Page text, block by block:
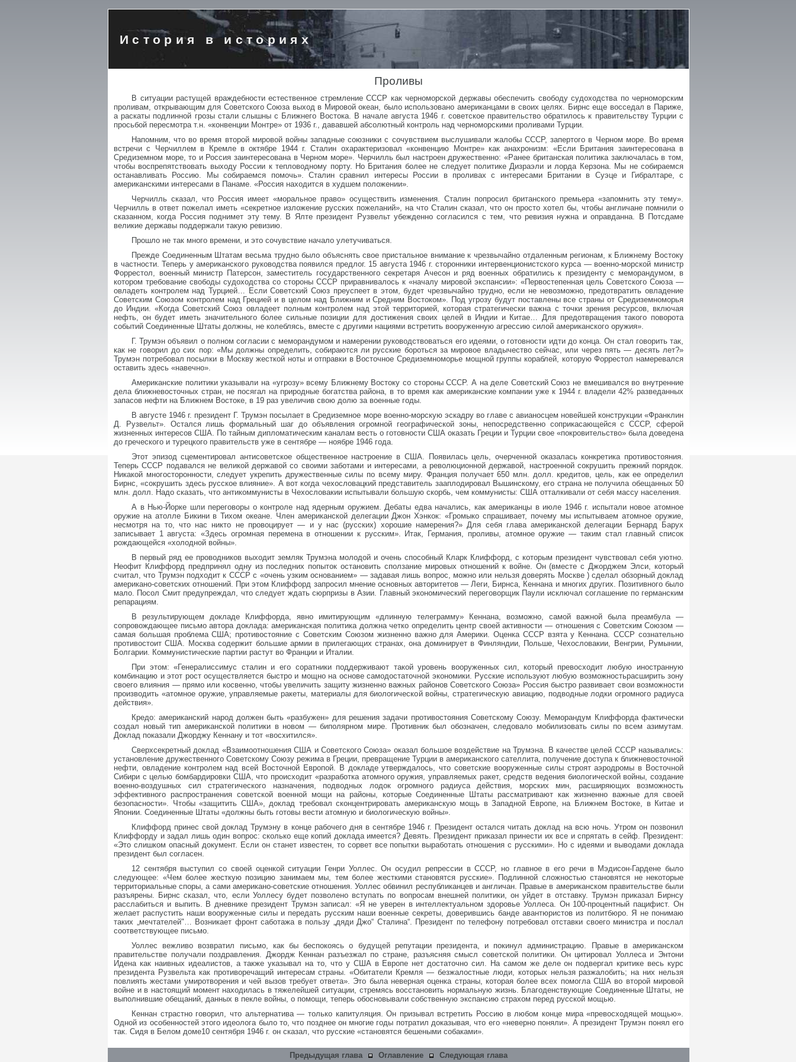
История в историях
Проливы
В ситуации растущей враждебности естественное стремление СССР как черноморской державы обеспечить свободу судоходства по черноморским
проливам, открывающим для Советского Союза выход в Мировой океан, было использовано американцами в своих целях. Бирнс еще восседал в Париже,
а раскаты подлинной грозы стали слышны с Ближнего Востока. В начале августа 1946 г. советское правительство обратилось к правительству Турции с
просьбой пересмотра т.н. «конвенции Монтре» от 1936 г., дававшей абсолютный контроль над черноморскими проливами Турции.
Напомним, что во время второй мировой войны западные союзники с сочувствием выслушивали жалобы СССР, запертого в Черном море. Во время
встречи с Черчиллем в Кремле в октябре 1944 г. Сталин охарактеризовал «конвенцию Монтре» как анахронизм: «Если Британия заинтересована в
Средиземном море, то и Россия заинтересована в Черном море». Черчилль был настроен дружественно: «Ранее британская политика заключалась в том,
чтобы воспрепятствовать выходу России к тепловодному порту. Но Британия более не следует политике Дизраэли и лорда Керзона. Мы не собираемся
останавливать Россию. Мы собираемся помочь». Сталин сравнил интересы России в проливах с интересами Британии в Суэце и Гибралтаре, с
американскими интересами в Панаме. «Россия находится в худшем положении».
Черчилль сказал, что Россия имеет «моральное право» осуществить изменения. Сталин попросил британского премьера «запомнить эту тему».
Черчилль в ответ пожелал иметь «секретное изложение русских пожеланий», на что Сталин сказал, что он просто хотел бы, чтобы англичане помнили о
сказанном, когда Россия поднимет эту тему. В Ялте президент Рузвельт убежденно согласился с тем, что ревизия нужна и оправданна. В Потсдаме
великие державы поддержали такую ревизию.
Прошло не так много времени, и это сочувствие начало улетучиваться.
Прежде Соединенным Штатам весьма трудно было объяснять свое пристальное внимание к чрезвычайно отдаленным регионам, к Ближнему Востоку
в частности. Теперь у американского руководства появился предлог. 15 августа 1946 г. сторонники интервенционистского курса — военно-морской министр
Форрестол, военный министр Патерсон, заместитель государственного секретаря Ачесон и ряд военных обратились к президенту с меморандумом, в
котором требование свободы судоходства со стороны СССР приравнивалось к «началу мировой экспансии»: «Первостепенная цель Советского Союза —
овладеть контролем над Турцией… Если Советский Союз преуспеет в этом, будет чрезвычайно трудно, если не невозможно, предотвратить овладение
Советским Союзом контролем над Грецией и в целом над Ближним и Средним Востоком». Под угрозу будут поставлены все страны от Средиземноморья
до Индии. «Когда Советский Союз овладеет полным контролем над этой территорией, которая стратегически важна с точки зрения ресурсов, включая
нефть, он будет иметь значительного более сильные позиции для достижения своих целей в Индии и Китае… Для предотвращения такого поворота
событий Соединенные Штаты должны, не колеблясь, вместе с другими нациями встретить вооруженную агрессию силой американского оружия».
Г. Трумэн объявил о полном согласии с меморандумом и намерении руководствоваться его идеями, о готовности идти до конца. Он стал говорить так,
как не говорил до сих пор: «Мы должны определить, собираются ли русские бороться за мировое владычество сейчас, или через пять — десять лет?»
Трумэн потребовал посылки в Москву жесткой ноты и отправки в Восточное Средиземноморье мощной группы кораблей, которую Форрестол намеревался
оставить здесь «навечно».
Американские политики указывали на «угрозу» всему Ближнему Востоку со стороны СССР. А на деле Советский Союз не вмешивался во внутренние
дела ближневосточных стран, не посягал на природные богатства района, в то время как американские компании уже к 1944 г. владели 42% разведанных
запасов нефти на Ближнем Востоке, в 19 раз увеличив свою долю за военные годы.
В августе 1946 г. президент Г. Трумэн посылает в Средиземное море военно-морскую эскадру во главе с авианосцем новейшей конструкции «Франклин
Д. Рузвельт». Остался лишь формальный шаг до объявления огромной географической зоны, непосредственно соприкасающейся с СССР, сферой
жизненных интересов США. По тайным дипломатическим каналам весть о готовности США оказать Греции и Турции свое «покровительство» была доведена
до греческого и турецкого правительств уже в сентябре — ноябре 1946 года.
Этот эпизод сцементировал антисоветское общественное настроение в США. Появилась цель, очерченной оказалась конкретика противостояния.
Теперь СССР подавался не великой державой со своими заботами и интересами, а революционной державой, настроенной сокрушить прежний порядок.
Никакой многосторонности, следует укрепить дружественные силы по всему миру. Франция получает 650 млн. долл. кредитов, цель, как ее определил
Бирнс, «сокрушить здесь русское влияние». А вот когда чехословацкий представитель зааплодировал Вышинскому, его страна не получила обещанных 50
млн. долл. Надо сказать, что антикоммунисты в Чехословакии испытывали большую скорбь, чем коммунисты: США отталкивали от себя массу населения.
А в Нью-Йорке шли переговоры о контроле над ядерным оружием. Дебаты едва начались, как американцы в июле 1946 г. испытали новое атомное
оружие на атолле Бикини в Тихом океане. Член американской делегации Джон Хэнкок: «Громыко спрашивает, почему мы испытываем атомное оружие,
несмотря на то, что нас никто не провоцирует — и у нас (русских) хорошие намерения?» Для себя глава американской делегации Бернард Барух
записывает 1 августа: «Здесь огромная перемена в отношении к русским». Итак, Германия, проливы, атомное оружие — таким стал главный список
рождающейся «холодной войны».
В первый ряд ее проводников выходит земляк Трумэна молодой и очень способный Кларк Клиффорд, с которым президент чувствовал себя уютно.
Неофит Клиффорд предпринял одну из последних попыток остановить сползание мировых отношений к войне. Он (вместе с Джорджем Элси, который
считал, что Трумэн подходит к СССР с «очень узким основанием» — задавая лишь вопрос, можно или нельзя доверять Москве ) сделал обзорный доклад
американо-советских отношений. При этом Клиффорд запросил мнение основных авторитетов — Леги, Бирнса, Кеннана и многих других. Позитивного было
мало. Посол Смит предупреждал, что следует ждать сюрпризы в Азии. Главный экономический переговорщик Паули исключал соглашение по германским
репарациям.
В результирующем докладе Клиффорда, явно имитирующим «длинную телеграмму» Кеннана, возможно, самой важной была преамбула —
сопровождающее письмо автора доклада: американская политика должна четко определить центр своей активности — отношения с Советским Союзом —
самая большая проблема США; противостояние с Советским Союзом жизненно важно для Америки. Оценка СССР взята у Кеннана. СССР сознательно
противостоит США. Москва содержит большие армии в прилегающих странах, она доминирует в Финляндии, Польше, Чехословакии, Венгрии, Румынии,
Болгарии. Коммунистические партии растут во Франции и Италии.
При этом: «Генералиссимус сталин и его соратники поддерживают такой уровень вооруженных сил, который превосходит любую иностранную
комбинацию и этот рост осуществляется быстро и мощно на основе самодостаточной экономики. Русские используют любую возможностьрасширить зону
своего влияния — прямо или косвенно, чтобы увеличить защиту жизненно важных районов Советского Союза» Россия быстро развивает свои возможности
производить «атомное оружие, управляемые ракеты, материалы для биологической войны, стратегическую авиацию, подводные лодки огромного радиуса
действия».
Кредо: американский народ должен быть «разбужен» для решения задачи противостояния Советскому Союзу. Меморандум Клиффорда фактически
создал новый тип американской политики в новом — биполярном мире. Противник был обозначен, следовало мобилизовать силы по всем азимутам.
Доклад показали Джорджу Кеннану и тот «восхитился».
Сверхсекретный доклад «Взаимоотношения США и Советского Союза» оказал большое воздействие на Трумэна. В качестве целей СССР назывались:
установление дружественного Советскому Союзу режима в Греции, превращение Турции в американского сателлита, получение доступа к ближневосточной
нефти, овладение контролем над всей Восточной Европой. В докладе утверждалось, что советские вооруженные силы строят аэродромы в Восточной
Сибири с целью бомбардировки США, что происходит «разработка атомного оружия, управляемых ракет, средств ведения биологической войны, создание
военно-воздушных сил стратегического назначения, подводных лодок огромного радиуса действия, морских мин, расширяющих возможность
эффективного распространения советской военной мощи на районы, которые Соединенные Штаты рассматривают как жизненно важные для своей
безопасности». Чтобы «защитить США», доклад требовал сконцентрировать американскую мощь в Западной Европе, на Ближнем Востоке, в Китае и
Японии. Соединенные Штаты «должны быть готовы вести атомную и биологическую войны».
Клиффорд принес свой доклад Трумэну в конце рабочего дня в сентябре 1946 г. Президент остался читать доклад на всю ночь. Утром он позвонил
Клиффорду и задал лишь один вопрос: сколько еще копий доклада имеется? Девять. Президент приказал принести их все и спрятать в сейф. Президент:
«Это слишком опасный документ. Если он станет известен, то сорвет все попытки выработать отношения с русскими». Но с идеями и выводами доклада
президент был согласен.
12 сентября выступил со своей оценкой ситуации Генри Уоллес. Он осудил репрессии в СССР, но главное в его речи в Мэдисон-Гардене было
следующее: «Чем более жесткую позицию занимаем мы, тем более жесткими становятся русские». Подлинной сложностью становятся не некоторые
территориальные споры, а сами американо-советские отношения. Уоллес обвинил республиканцев и англичан. Правые в американском правительстве были
разъярены. Бирнс сказал, что, если Уоллесу будет позволено вступать по вопросам внешней политики, он уйдет в отставку. Трумэн приказал Бирнсу
расслабиться и выпить. В дневнике президент Трумэн записал: «Я не уверен в интеллектуальном здоровье Уоллеса. Он 100-процентный пацифист. Он
желает распустить наши вооруженные силы и передать русским наши военные секреты, доверившись банде авантюристов из политбюро. Я не понимаю
таких „мечтателей"… Возникает фронт саботажа в пользу „дяди Джо“ Сталина“. Президент по телефону потребовал отставки своего министра и послал
соответствующее письмо.
Уоллес вежливо возвратил письмо, как бы беспокоясь о будущей репутации президента, и покинул администрацию. Правые в американском
правительстве получали поздравления. Джордж Кеннан разъезжал по стране, разъясняя смысл советской политики. Он цитировал Уоллеса и Энтони
Идена как наивных идеалистов, а также указывал на то, что у США в Европе нет достаточно сил. На самом же деле он подвергал критике весь курс
президента Рузвельта как противоречащий интересам страны. «Обитатели Кремля — безжалостные люди, которых нельзя разжалобить; на них нельзя
повлиять жестами умиротворения и чей вызов требует ответа». Это была неверная оценка страны, которая более всех помогла США во второй мировой
войне и в настоящий момент находилась в тяжелейшей ситуации, стремясь восстановить нормальную жизнь. Благоденствующие Соединенные Штаты, не
выполнившие обещаний, данных в пекле войны, о помощи, теперь обосновывали собственную экспансию страхом перед русской мощью.
Кеннан страстно говорил, что альтернатива — только капитуляция. Он призывал встретить Россию в любом конце мира «превосходящей мощью».
Одной из особенностей этого идеолога было то, что позднее он многие годы потратил доказывая, что его «неверно поняли». А президент Трумэн понял его
так. Сидя в Белом доме10 сентября 1946 г. он сказал, что русские «становятся бешеными собаками».
Предыдущая глава Оглавление Следующая глава